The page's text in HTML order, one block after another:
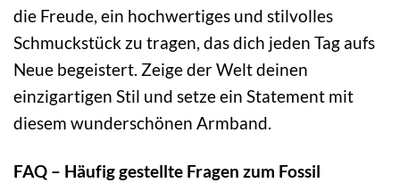
die Freude, ein hochwertiges und stilvolles
Schmuckstück zu tragen, das dich jeden Tag aufs
Neue begeistert. Zeige der Welt deinen
einzigartigen Stil und setze ein Statement mit
diesem wunderschönen Armband.
FAQ – Häufig gestellte Fragen zum Fossil